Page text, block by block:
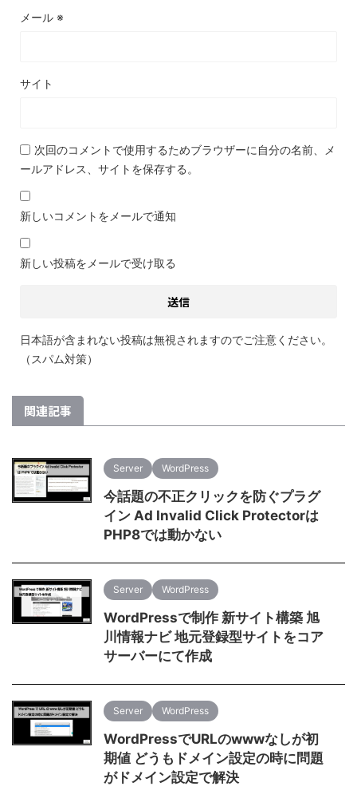
メール ※
サイト
次回のコメントで使用するためブラウザーに自分の名前、メ
ールアドレス、サイトを保存する。
新しいコメントをメールで通知
新しい投稿をメールで受け取る
日本語が含まれない投稿は無視されますのでご注意ください。
（スパム対策）
関連記事
Server WordPress
今話題の不正クリックを防ぐプラグ
イン Ad Invalid Click Protectorは
PHP8では動かない
Server WordPress
WordPressで制作 新サイト構築 旭
川情報ナビ 地元登録型サイトをコア
サーバーにて作成
Server WordPress
WordPressでURLのwwwなしが初
期値 どうもドメイン設定の時に問題
がドメイン設定で解決